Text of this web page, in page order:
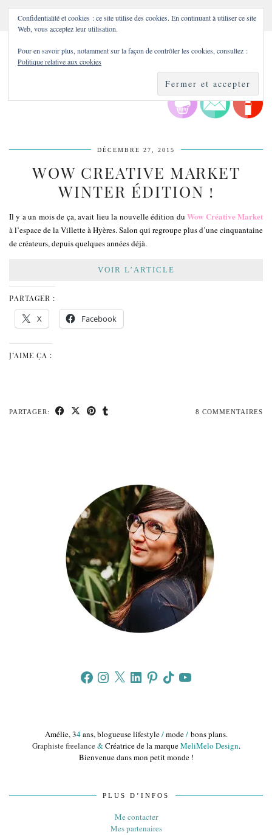
DÉCEMBRE 27, 2015
WOW CREATIVE MARKET
WINTER ÉDITION !
Il y a un mois de ça, avait lieu la nouvelle édition duWow Créative Market
à l’espace de la Villette à Hyères. Salon qui regroupe plus d’une cinquantaine
de créateurs, depuis quelques années déjà.
VOIR L’ARTICLE
PARTAGER :
X Facebook
J’AIME ÇA :
PARTAGER: 8 COMMENTAIRES
FacebookInstagram
X LinkedInPinterestTikTokYouTube
Amélie, 34ans, blogueuse lifestyle/mode/bons plans.
Graphiste freelance&Créatrice de la marqueMeliMelo Design.
Bienvenue dans mon petit monde !
PLUS D’INFOS
Me contacter
Mes partenaires
Confidentialité et cookies : ce site utilise des cookies. En continuant à utiliser ce site
Web, vous acceptez leur utilisation.
Pour en savoir plus, notamment sur la façon de contrôler les cookies, consultez :
Politique relative aux cookies